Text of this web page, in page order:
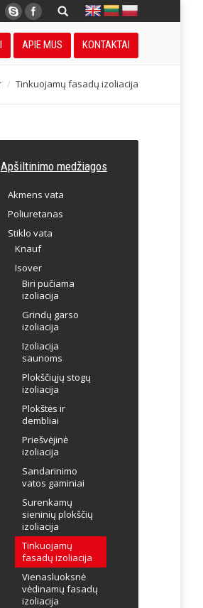
APIE MUS KONTAKTAI
Tinkuojamų fasadų izoliacija
Apšiltinimo medžiagos
Akmens vata
Poliuretanas
Stiklo vata
Knauf
Isover
Biri pučiama
izoliacija
Grindų garso
izoliacija
Izoliacija
saunoms
Plokščiųjų stogų
izoliacija
Plokštės ir
dembliai
Priešvėjinė
izoliacija
Sandarinimo
vatos gaminiai
Surenkamų
sieninių plokščių
izoliacija
Tinkuojamų
fasadų izoliacija
Vienasluoksnė
vėdinamų fasadų
izoliacija